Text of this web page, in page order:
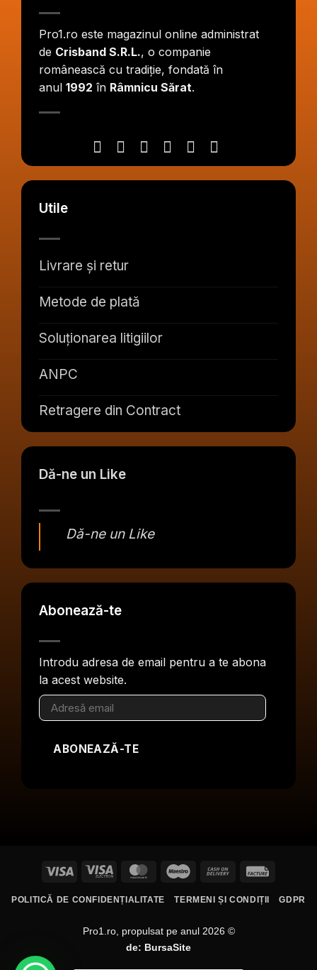
Pro1.ro este magazinul online administrat
de Crisband S.R.L., o companie
românească cu tradiție, fondată în
anul 1992 în Râmnicu Sărat.
Utile
Livrare și retur
Metode de plată
Soluționarea litigiilor
ANPC
Retragere din Contract
Dă-ne un Like
Dă-ne un Like
Abonează-te
Introdu adresa de email pentru a te abona
la acest website.
Adresă
email
ABONEAZĂ-TE
Visa
Visa
MasterCardMaestro
Cash
Delivery
POLITICĂ DE CONFIDENȚIALITATE TERMENI ȘI CONDIȚII GDPR
Pro1.ro, propulsat pe anul 2026 ©
de: BursaSite